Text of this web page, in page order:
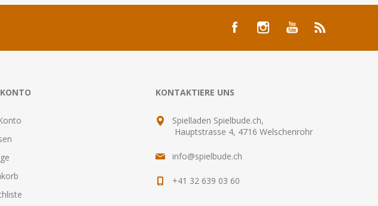
KONTAKTIERE UNS
Spielladen Spielbude.ch,
Hauptstrasse 4, 4716 Welschenrohr
info@spielbude.ch
+41 32 639 03 60